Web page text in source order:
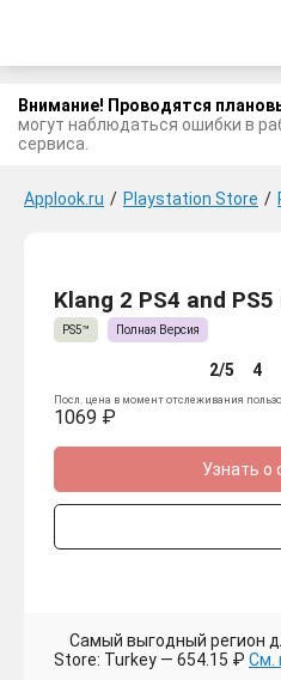
Внимание! Проводятся
могут наблюдаться ошибки в
сервиса.
Applook.ru / Playstation Store /
Klang 2 PS4 and
PS5™ Полная Версия
2/5 4
Посл. цена в момент отслеживания
1069 ₽
Узнать о
Самый выгодный регион
Store: Turkey — 654.15 ₽ См.